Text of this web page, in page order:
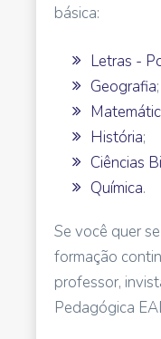
básica:
Letras -
Geografia;
História;
Ciências
Química.
Se você quer
formação
professor,
Pedagógica